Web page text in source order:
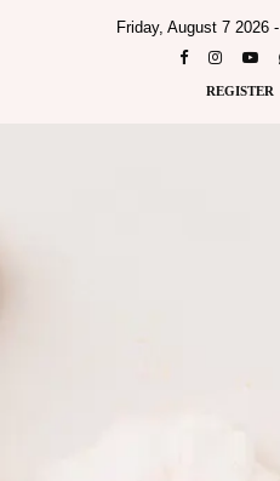
Friday, August 7 2026 -
REGISTER